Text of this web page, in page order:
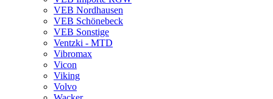
VEB Nordhausen
VEB Schönebeck
VEB Sonstige
Ventzki - MTD
Vibromax
Vicon
Viking
Volvo